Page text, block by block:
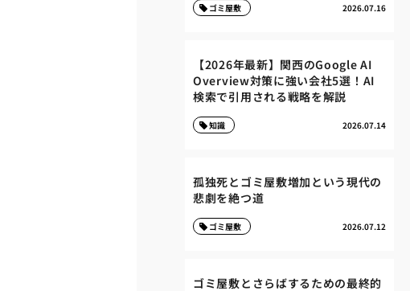
2026.07.16
ゴミ屋敷
【2026年最新】関西のGoogle AI
Overview対策に強い会社5選！AI
検索で引用される戦略を解説
2026.07.14
知識
孤独死とゴミ屋敷増加という現代の
悲劇を絶つ道
2026.07.12
ゴミ屋敷
ゴミ屋敷とさらばするための最終的